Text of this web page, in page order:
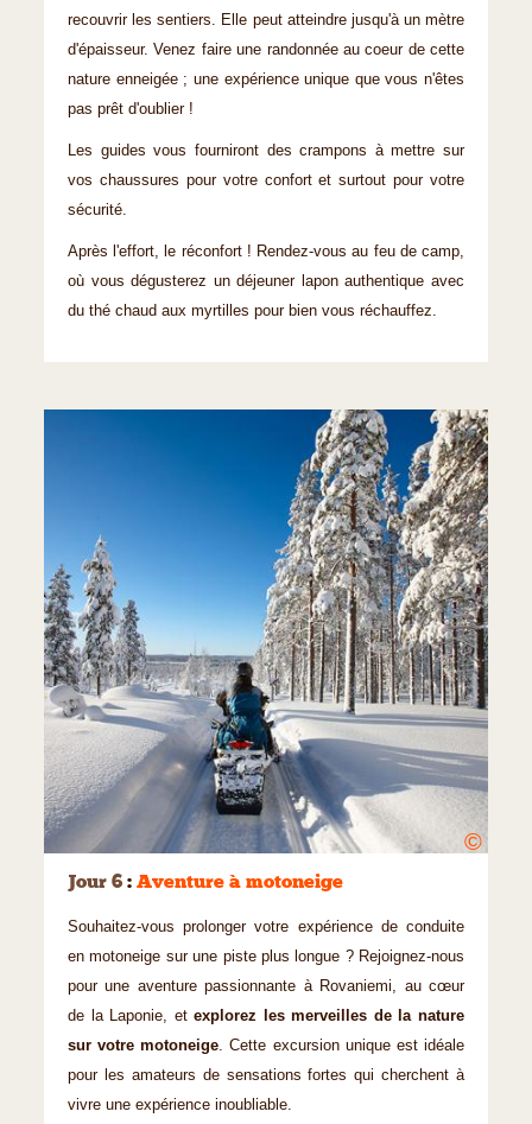
recouvrir les sentiers. Elle peut atteindre jusqu'à un mètre
d'épaisseur. Venez faire une randonnée au coeur de cette
nature enneigée ; une expérience unique que vous n'êtes
pas prêt d'oublier !
Les guides vous fourniront des crampons à mettre sur
vos chaussures pour votre confort et surtout pour votre
sécurité.
Après l'effort, le réconfort ! Rendez-vous au feu de camp,
où vous dégusterez un déjeuner lapon authentique avec
du thé chaud aux myrtilles pour bien vous réchauffez.
©
Jour 6 : Aventure à motoneige
Souhaitez-vous prolonger votre expérience de conduite
en motoneige sur une piste plus longue ? Rejoignez-nous
pour une aventure passionnante à Rovaniemi, au cœur
de la Laponie, etexplorez les merveilles de la nature
sur votre motoneige. Cette excursion unique est idéale
pour les amateurs de sensations fortes qui cherchent à
vivre une expérience inoubliable.